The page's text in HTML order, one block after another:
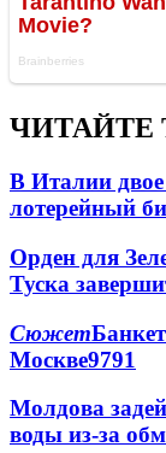
ЧИТАЙТЕ
В Италии
лотерейный
Орден для
Туска
Сюжет
Москве9791
Молдова
воды из-за